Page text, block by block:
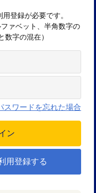
登録が必要です。
ァベット、半角数字の
字の混在）
スワードを忘れた場合
用登録する